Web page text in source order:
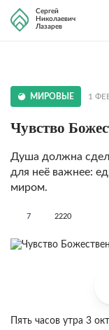
Сергей
Николаевич
Лазарев
МИРОВЫЕ 1
Чув­ство
Душа должна
для неё важнее:
миром.
7 2220
Пять часов утра 3